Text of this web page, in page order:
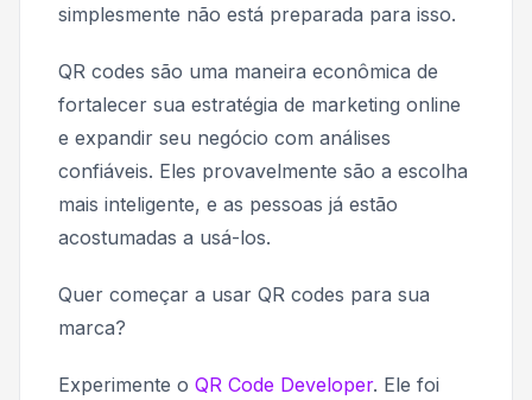
simplesmente não está preparada para isso.
QR codes são uma maneira econômica de
fortalecer sua estratégia de marketing online
e expandir seu negócio com análises
confiáveis. Eles provavelmente são a escolha
mais inteligente, e as pessoas já estão
acostumadas a usá-los.
Quer começar a usar QR codes para sua
marca?
Experimente o QR Code Developer. Ele foi